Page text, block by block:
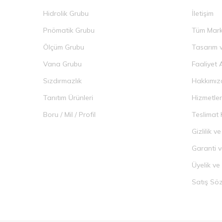
hayati öneme sahiptir.
sistem varsa, orada
Hidrolik
Hidrolik emiş filtreleri
ARGO-HYTOS,
ideal olup, dayanıklılık
ihtiyacını minimuma
malzemeleri ve hassas
uyum sağlar. Uzun
Her üç marka da
Hidrolik Grubu
Pnömatik Grubu
Ölçüm Grubu
Vana Grubu
Sızdırmazlık
Tanıtım Ürünleri
Boru / Mil / Profil
İletişim
Tüm
Tasarım
Faaliyet
Teslimat
Gizlilik
Garanti
Üyelik ve
Satış